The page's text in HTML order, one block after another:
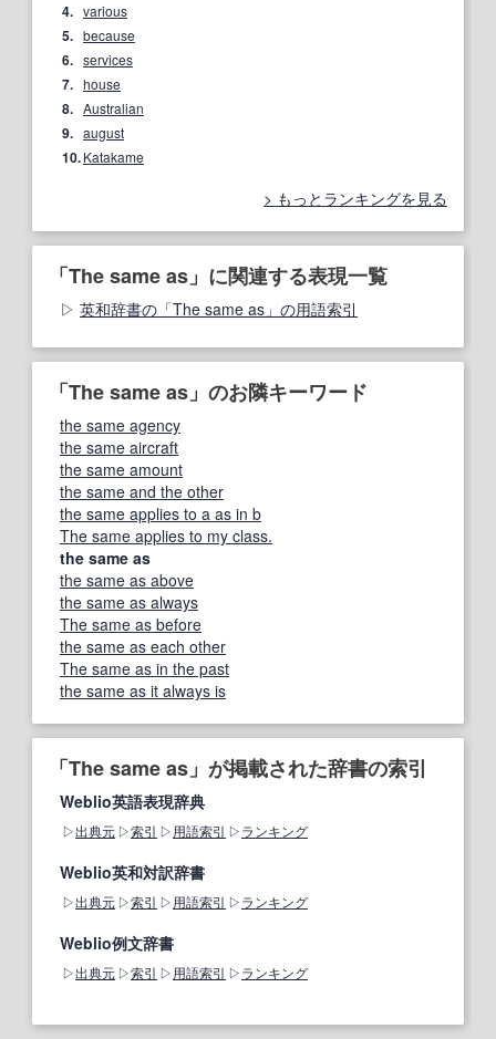
4. various
5. because
6. services
7. house
8. Australian
9. august
10.Katakame
もっとランキングを見る
「The same as」に関連する表現一覧
英和辞書の「The same as」の用語索引
「The same as」のお隣キーワード
the same agency
the same aircraft
the same amount
the same and the other
the same applies to a as in b
The same applies to my class.
the same as
the same as above
the same as always
The same as before
the same as each other
The same as in the past
the same as it always is
「The same as」が掲載された辞書の索引
Weblio英語表現辞典
出典元 索引 用語索引 ランキング
Weblio英和対訳辞書
出典元 索引 用語索引 ランキング
Weblio例文辞書
出典元 索引 用語索引 ランキング